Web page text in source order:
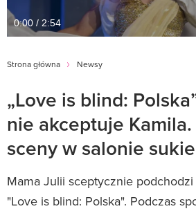
0:00 / 2:54
Strona główna Newsy
„Love is blind:
nie akceptuje
sceny w salonie
Mama Julii sceptycznie
"Love is blind: Polska". Podczas